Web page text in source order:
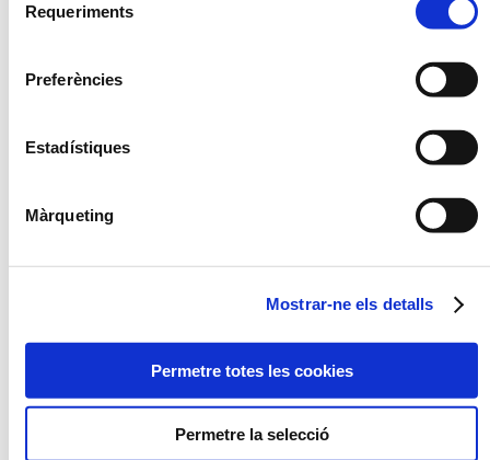
Requeriments
Preferències
Estadístiques
Màrqueting
Mostrar-ne els detalls
Permetre totes les cookies
Permetre la selecció
PAELLA D'ARRÒS NEGRE
VERDURES SALTADES A
L'OLI D'ALFÀBREGA